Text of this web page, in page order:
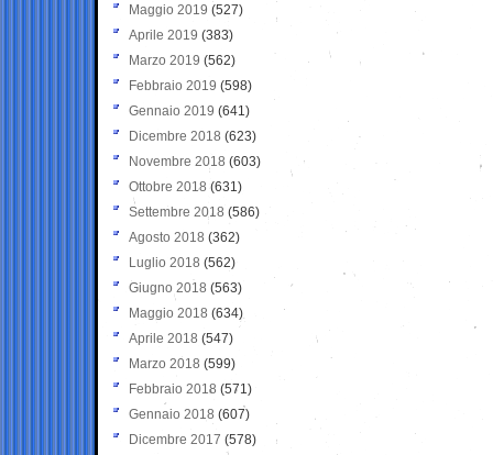
Maggio 2019 (527)
Aprile 2019 (383)
Marzo 2019 (562)
Febbraio 2019 (598)
Gennaio 2019 (641)
Dicembre 2018 (623)
Novembre 2018 (603)
Ottobre 2018 (631)
Settembre 2018 (586)
Agosto 2018 (362)
Luglio 2018 (562)
Giugno 2018 (563)
Maggio 2018 (634)
Aprile 2018 (547)
Marzo 2018 (599)
Febbraio 2018 (571)
Gennaio 2018 (607)
Dicembre 2017 (578)